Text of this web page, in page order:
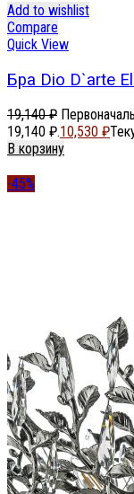
Add to wishlist
Compare
Quick View
Бра Dio D`arte
19,140₽
19,140 ₽.10,530 ₽
В корзину
-45%